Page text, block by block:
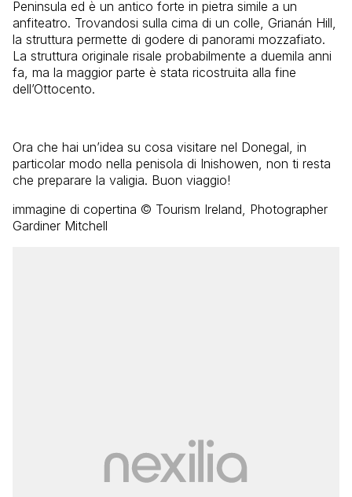
Peninsula ed è un antico forte in pietra simile a un
anfiteatro. Trovandosi sulla cima di un colle, Grianán Hill,
la struttura permette di godere di panorami mozzafiato.
La struttura originale risale probabilmente a duemila anni
fa, ma la maggior parte è stata ricostruita alla fine
dell’Ottocento.
Ora che hai un’idea su cosa visitare nel Donegal, in
particolar modo nella penisola di Inishowen, non ti resta
che preparare la valigia. Buon viaggio!
immagine di copertina © Tourism Ireland, Photographer
Gardiner Mitchell